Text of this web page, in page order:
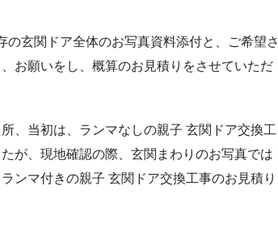
玄関ドア全体のお写真資料添付と、ご希望さ
お願いをし、概算のお見積りをさせていただ
、当初は、ランマなしの親子 玄関ドア交換工
が、現地確認の際、玄関まわりのお写真では
ンマ付きの親子 玄関ドア交換工事のお見積り